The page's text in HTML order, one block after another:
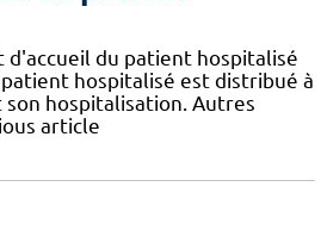
d'accueil du patient hospitalisé
hospitalisé est distribué à
hospitalisation. Autres
article